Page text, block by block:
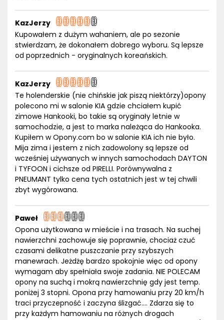
KazJerzy
Kupowałem z dużym wahaniem, ale po sezonie
stwierdzam, że dokonałem dobrego wyboru. Są lepsze
od poprzednich - oryginalnych koreańskich.
KazJerzy
Te holenderskie (nie chińskie jak piszą niektórzy)opony
polecono mi w salonie KIA gdzie chciałem kupić
zimowe Hankooki, bo takie są oryginały letnie w
samochodzie, a jest to marka należąca do Hankooka.
Kupiłem w Opony.com bo w salonie KIA ich nie było.
Mija zima i jestem z nich zadowolony są lepsze od
wcześniej używanych w innych samochodach DAYTON
i TYFOON i cichsze od PIRELLI. Porównywalna z
PNEUMANT tylko cena tych ostatnich jest w tej chwili
zbyt wygórowana.
Paweł
Opona użytkowana w mieście i na trasach. Na suchej
nawierzchni zachowuje się poprawnie, chociaż czuć
czasami delikatne puszczanie przy szybszych
manewrach. Jeżdżę bardzo spokojnie więc od opony
wymagam aby spełniała swoje zadania. NIE POLECAM
opony na suchą i mokrą nawierzchnię gdy jest temp.
poniżej 3 stopni. Opona przy hamowaniu przy 20 km/h
traci przyczepność i zaczyna ślizgać.... Zdarza się to
przy każdym hamowaniu na różnych drogach